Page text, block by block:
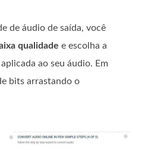
de áudio de saída, você
qualidade e escolha a
ao seu áudio. Em
bits arrastando o